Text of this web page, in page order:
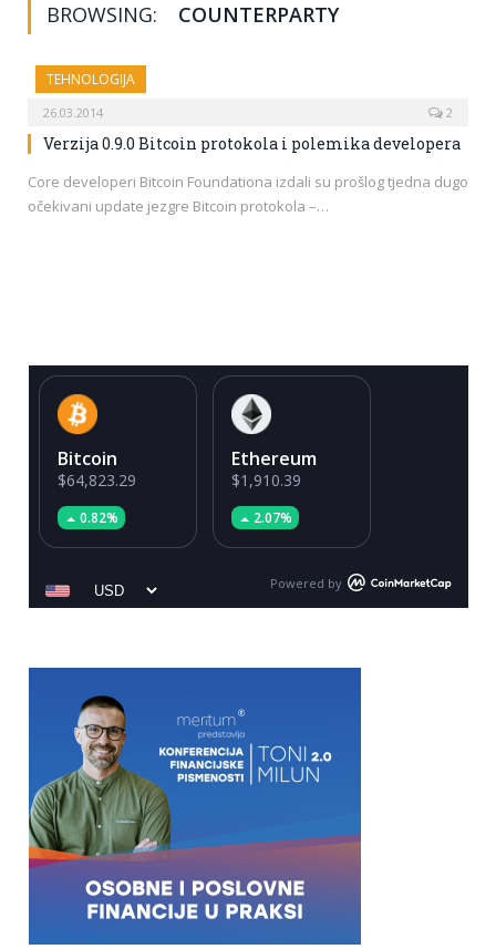
BROWSING: COUNTERPARTY
TEHNOLOGIJA
26.03.2014 2
Verzija 0.9.0 Bitcoin protokola i polemika developera
Core developeri Bitcoin Foundationa izdali su prošlog tjedna dugo
očekivani update jezgre Bitcoin protokola –…
Bitcoin
$64,823.29
0.82%
Ethereum
$1,910.39
2.07%
Powered by